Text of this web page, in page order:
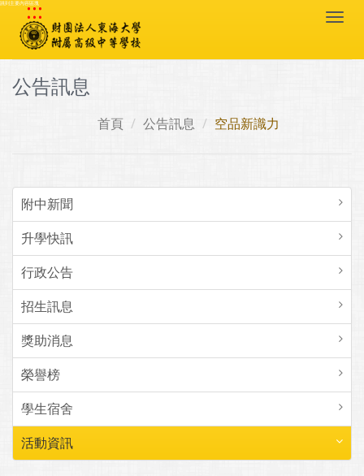
跳到主要內容區塊
:::
公告訊息
首頁 公告訊息 空品新識力
附中新聞
升學快訊
行政公告
招生訊息
獎助消息
榮譽榜
學生宿舍
活動資訊